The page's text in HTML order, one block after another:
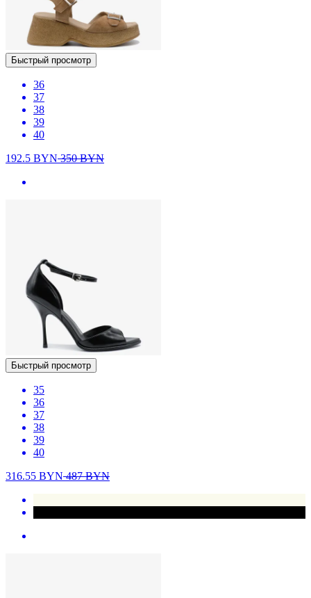
Быстрый просмотр
36
37
38
39
40
192.5 BYN350BYN
Быстрый просмотр
35
36
37
38
39
40
316.55 BYN487BYN